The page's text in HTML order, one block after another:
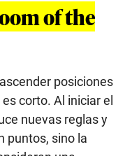
of the
posiciones
corto. Al iniciar el
nuevas reglas y
puntos, sino la